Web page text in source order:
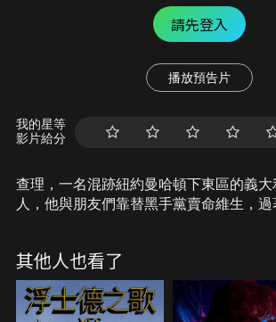
請先登入
播放預告片
我的星等
影片給分
查理，一名混跡紐約曼哈頓下東區的義大
人，他與朋友們靠替黑手黨賣命維生，過
心相愛，但特蕾莎希望他能擺脫這種危險
新的未來。隨著約翰尼的債務問題惡化
助他擺脫困境，然而事情卻逐漸失控。最
其他人也看了